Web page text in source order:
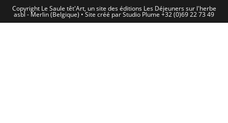
Copyright Le Saule têt'Art, un site des éditions Les Déjeuners sur l'herbe
asbl - Merlin (Belgique) • Site créé par Studio Plume +32 (0)69 22 73 49